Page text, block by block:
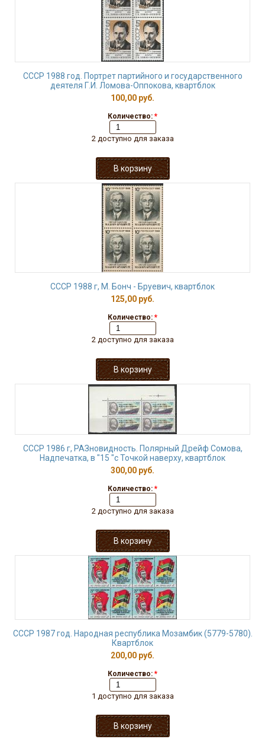
СССР 1988 год. Портрет партийного и государственного
деятеля Г.И. Ломова-Оппокова, квартблок
100,00 руб.
Количество: *
2 доступно для заказа
СССР 1988 г, М. Бонч - Бруевич, квартблок
125,00 руб.
Количество: *
2 доступно для заказа
СССР 1986 г, РАЗновидность. Полярный Дрейф Сомова,
Надпечатка, в "15 "с Точкой наверху, квартблок
300,00 руб.
Количество: *
2 доступно для заказа
СССР 1987 год. Народная республика Мозамбик (5779-5780).
Квартблок
200,00 руб.
Количество: *
1 доступно для заказа